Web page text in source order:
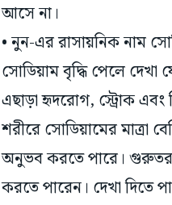
আসে না।
• নুন-এর রাসায়নিক নাম
সোডিয়াম বৃদ্ধি পেলে দেখা
এছাড়া হৃদরোগ, স্ট্রোক এবং
শরীরে সোডিয়ামের মাত্রা
অনুভব করতে পারে। গুরুতর
করতে পারেন। দেখা দিতে